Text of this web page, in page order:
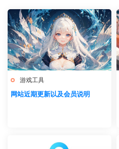
游戏工具
网站近期更新以及会员说明